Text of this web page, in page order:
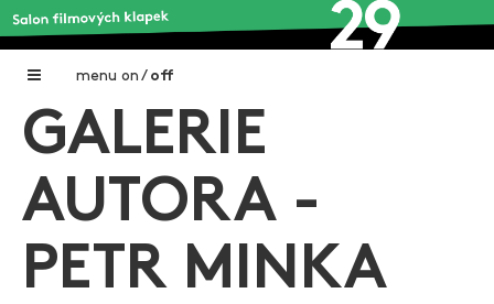
menu on / off
Home
Galerie filmových klapek
Autoři filmových klapek
GALERIE
AUTORA -
PETR MINKA